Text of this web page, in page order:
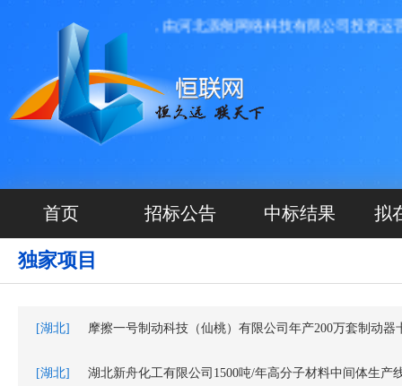
目信息发布平台，由河北源航网络科技有限公司投资运营
首页 招标公告 中标结果 拟
独家项目
[湖北] 摩擦一号制动科技（仙桃）有限公司年产200万套制动器
[湖北] 湖北新舟化工有限公司1500吨/年高分子材料中间体生产